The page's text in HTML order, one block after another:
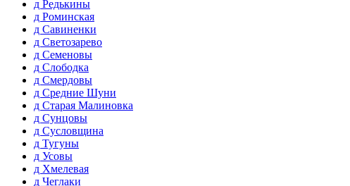
д Редькины
д Роминская
д Савиненки
д Светозарево
д Семеновы
д Слободка
д Смердовы
д Средние Шуни
д Старая Малиновка
д Сунцовы
д Сусловщина
д Тугуны
д Усовы
д Хмелевая
д Чеглаки